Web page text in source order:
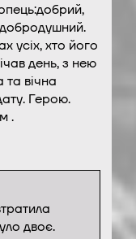
добродушний.
усіх, хто його
день, з нею
та вічна
Герою.
.
двоє.